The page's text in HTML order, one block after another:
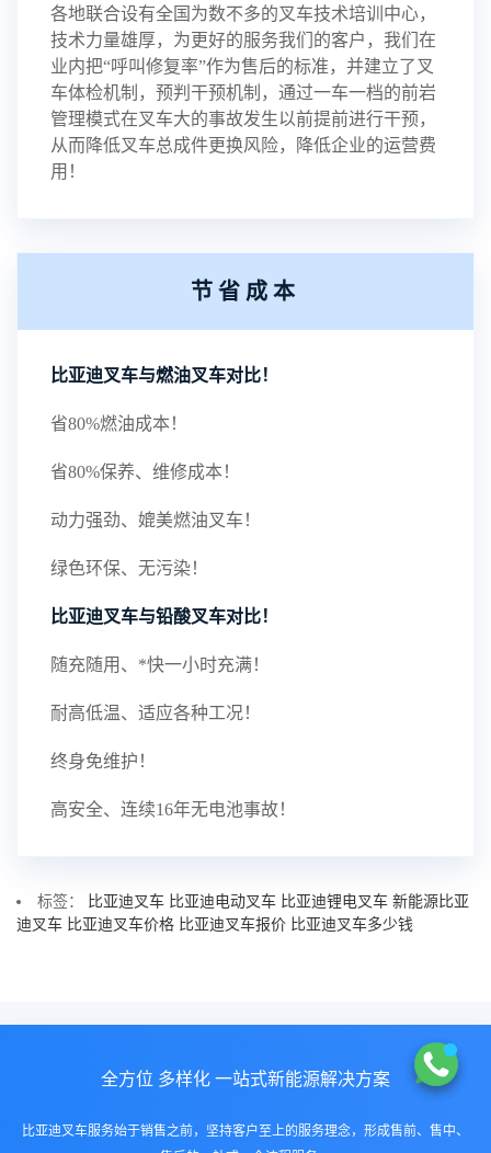
各地联合设有全国为数不多的叉车技术培训中心，
技术力量雄厚，为更好的服务我们的客户，我们在
业内把“呼叫修复率”作为售后的标准，并建立了叉
车体检机制，预判干预机制，通过一车一档的前岩
管理模式在叉车大的事故发生以前提前进行干预，
从而降低叉车总成件更换风险，降低企业的运营费
用！
节省成本
比亚迪叉车与燃油叉车对比！
省80%燃油成本！
省80%保养、维修成本！
动力强劲、媲美燃油叉车！
绿色环保、无污染！
比亚迪叉车与铅酸叉车对比！
随充随用、*快一小时充满！
耐高低温、适应各种工况！
终身免维护！
高安全、连续16年无电池事故！
标签： 比亚迪叉车 比亚迪电动叉车 比亚迪锂电叉车 新能源比亚
迪叉车 比亚迪叉车价格 比亚迪叉车报价 比亚迪叉车多少钱
全方位 多样化 一站式新能源解决方案
比亚迪叉车服务始于销售之前，坚持客户至上的服务理念，形成售前、售中、